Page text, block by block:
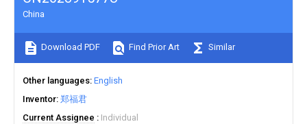
China
Download PDF Find Prior Art Similar
Other languages English
Inventor 郑福君
Current Assignee
Individual